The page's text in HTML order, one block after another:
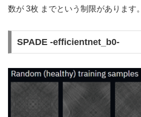
数が 3枚 までという制限があります。
SPADE -efficientnet_b0-